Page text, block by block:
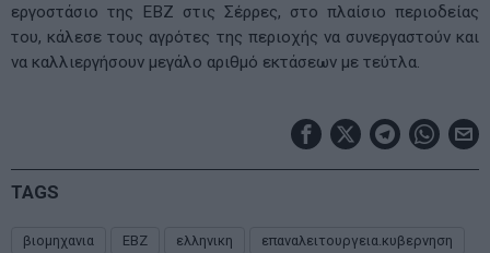
εργοστάσιο της ΕΒΖ στις Σέρρες, στο πλαίσιο περιοδείας
του, κάλεσε τους αγρότες της περιοχής να συνεργαστούν και
να καλλιεργήσουν μεγάλο αριθμό εκτάσεων με τεύτλα.
TAGS
βιομηχανια ΕΒΖ ελληνικη
επαναλειτουργεια.κυβερνηση